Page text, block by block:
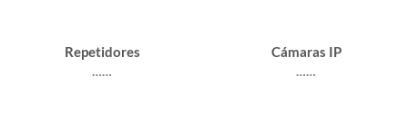
Repetidores
……
Cámaras IP
……